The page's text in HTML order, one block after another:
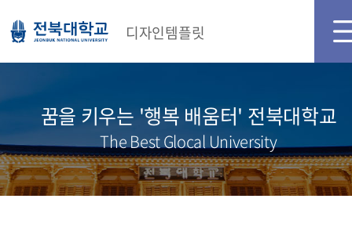
디자인템플릿
꿈을 키우는 '행복 배움터' 전북대학교
The Best Glocal University